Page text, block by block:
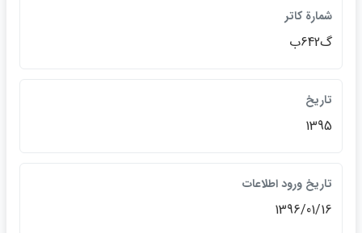
شمارة كاتر
گ642ب
تاريخ
1395
تاريخ ورود اطلاعات
1396/01/16